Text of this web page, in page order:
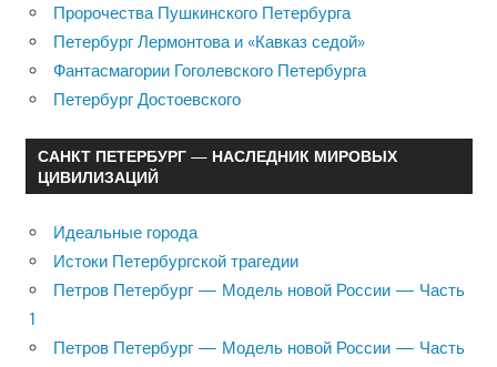
Пророчества Пушкинского Петербурга
Петербург Лермонтова и «Кавказ седой»
Фантасмагории Гоголевского Петербурга
Петербург Достоевского
САНКТ ПЕТЕРБУРГ — НАСЛЕДНИК МИРОВЫХ
ЦИВИЛИЗАЦИЙ
Идеальные города
Истоки Петербургской трагедии
Петров Петербург — Модель новой России — Часть
1
Петров Петербург — Модель новой России — Часть